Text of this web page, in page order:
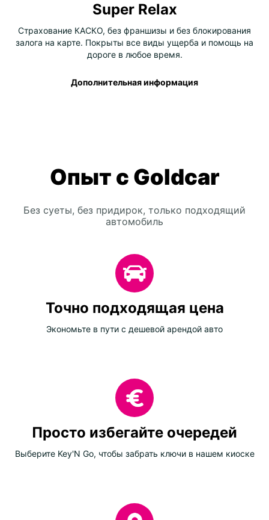
Super Relax
Страхование КАСКО, без франшизы и без блокирования
залога на карте. Покрыты все виды ущерба и помощь на
дороге в любое время.
Дополнительная информация
Опыт с Goldcar
Без суеты, без придирок, только подходящий
автомобиль
Точно подходящая цена
Экономьте в пути с дешевой арендой авто
Просто избегайте очередей
Выберите Key'N Go, чтобы забрать ключи в нашем киоске